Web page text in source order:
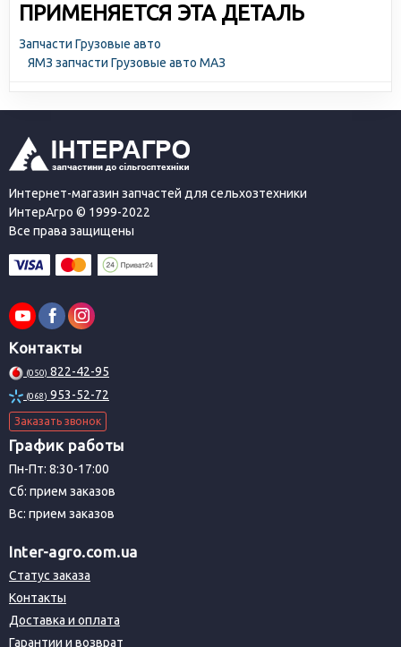
ПРИМЕНЯЕТСЯ ЭТА ДЕТАЛЬ
Запчасти Грузовые авто
ЯМЗ запчасти Грузовые авто МАЗ
Интернет-магазин запчастей для сельхозтехники
ИнтерАгро © 1999-2022
Все права защищены
Контакты
(050) 822-42-95
(068) 953-52-72
Заказать звонок
График работы
Пн-Пт: 8:30-17:00
Сб: прием заказов
Вс: прием заказов
Inter-agro.com.ua
Статус заказа
Контакты
Доставка и оплата
Гарантии и возврат